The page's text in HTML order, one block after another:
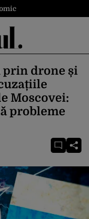
prin drone și
Moscovei:
probleme